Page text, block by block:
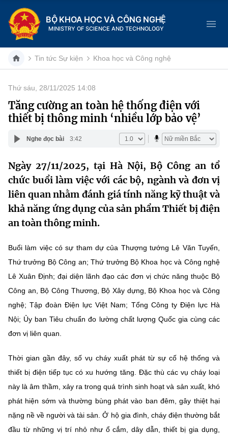
BỘ KHOA HỌC VÀ CÔNG NGHỆ
MINISTRY OF SCIENCE AND TECHNOLOGY
Danh mục
Trang chủ
Giới thiệu
Chức năng nhiệm vụ
Cơ cấu tổ chức
Lịch sử phát triển
Sở Khoa học và Công nghệ
Tin tức sự kiện
Khoa học và Công nghệ
Đổi mới sáng tạo
Chuyển đổi số
Bưu chính, Viễn thông
Sở hữu trí tuệ
Tiêu chuẩn, đo lường, chất lượng
Tin tổng hợp
Dịch vụ công
Hệ thống văn bản
Văn bản chỉ đạo điều hành
Lấy ý kiến người dân về dự thảo VBQPPL
THỐNG KÊ
Khoa học và Công nghệ
Chuyển đổi số
Bưu chính, Viễn thông
Sở hữu trí tuệ
Tiêu chuẩn, đo lường, chất lượng
Multimedia
THƯ ĐIỆN TỬ
Khác
Infographic
Voice
Tin tức Sự kiện Khoa học và Công nghệ
Thứ sáu, 28/11/2025 14:08
Tăng cường an toàn hệ thống điện với
thiết bị thông minh ‘nhiều lớp bảo vệ’
Nghe đọc bài 3:42
Ngày 27/11/2025, tại Hà Nội, Bộ Công an tổ
chức buổi làm việc với các bộ, ngành và đơn vị
liên quan nhằm đánh giá tính năng kỹ thuật và
khả năng ứng dụng của sản phẩm Thiết bị điện
an toàn thông minh.
Buổi làm việc có sự tham dự của Thượng tướng Lê Văn Tuyến,
Thứ trưởng Bộ Công an; Thứ trưởng Bộ Khoa học và Công nghệ
Lê Xuân Định; đại diện lãnh đạo các đơn vị chức năng thuộc Bộ
Công an, Bộ Công Thương, Bộ Xây dựng, Bộ Khoa học và Công
nghệ; Tập đoàn Điện lực Việt Nam; Tổng Công ty Điện lực Hà
Nội; Ủy ban Tiêu chuẩn đo lường chất lượng Quốc gia cùng các
đơn vị liên quan.
Thời gian gần đây, số vụ cháy xuất phát từ sự cố hệ thống và
thiết bị điện tiếp tục có xu hướng tăng. Đặc thù các vụ cháy loại
này là âm thầm, xảy ra trong quá trình sinh hoạt và sản xuất, khó
phát hiện sớm và thường bùng phát vào ban đêm, gây thiệt hại
nặng nề về người và tài sản. Ở hộ gia đình, cháy điện thường bắt
đầu từ những vị trí nhỏ như ổ cắm, dây dẫn, thiết bị gia dụng,